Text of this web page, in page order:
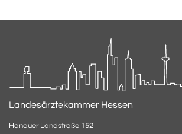
Landesärztekammer Hessen
Hanauer Landstraße 152